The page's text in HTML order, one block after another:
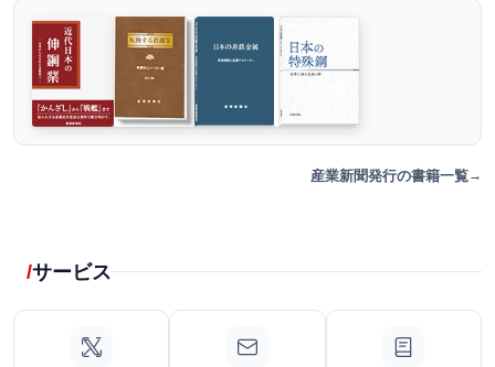
産業新聞発行の書籍一覧
サービス